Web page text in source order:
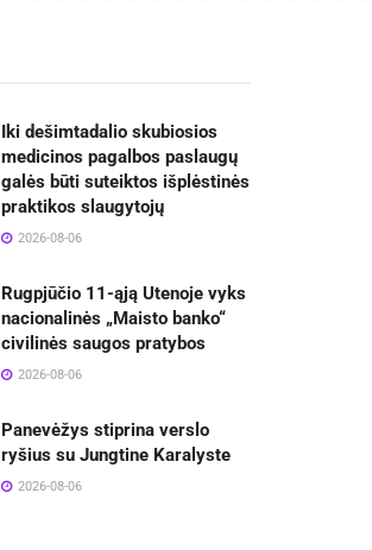
Iki dešimtadalio skubiosios
medicinos pagalbos paslaugų
galės būti suteiktos išplėstinės
praktikos slaugytojų
2026-08-06
Rugpjūčio 11-ąją Utenoje vyks
nacionalinės „Maisto banko“
civilinės saugos pratybos
2026-08-06
Panevėžys stiprina verslo
ryšius su Jungtine Karalyste
2026-08-06